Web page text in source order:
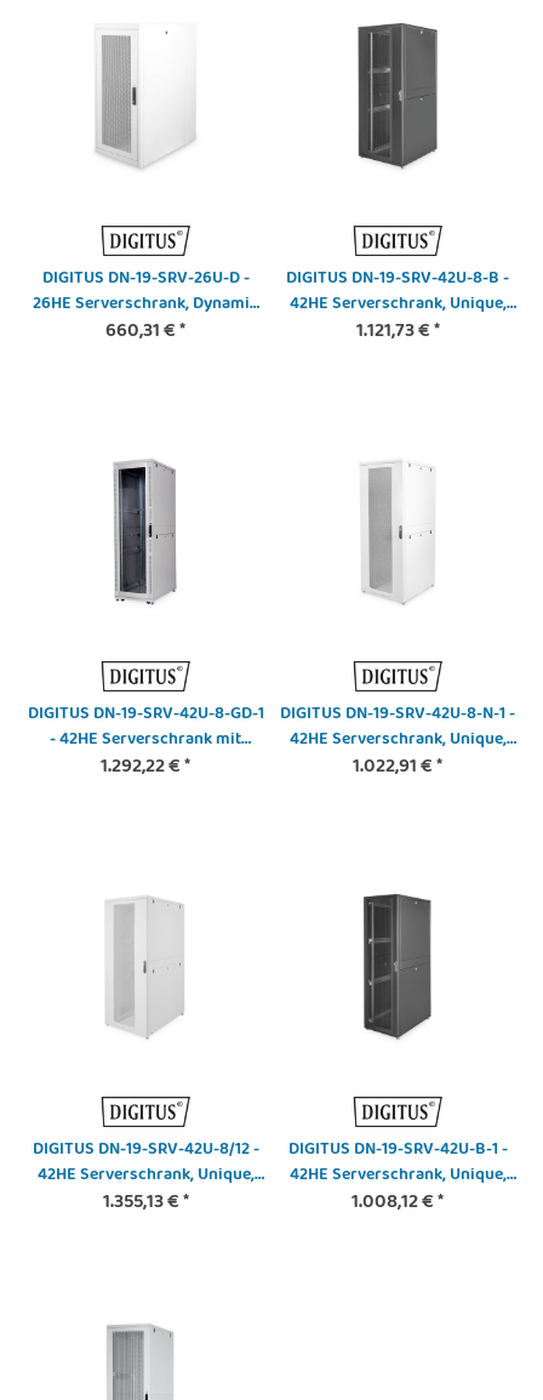
DIGITUS DN-19-SRV-26U-D -
26HE Serverschrank, Dynamic
Basic,1360x600x1000 mm
660,31 €*
DIGITUS DN-19-SRV-42U-8-B -
42HE Serverschrank, Unique,
2050x800x1000 mm perforierte
1.121,73 €*
DIGITUS DN-19-SRV-42U-8-GD-1
- 42HE Serverschrank mit
Glastür H1955x B800 xT1000
1.292,22 €*
DIGITUS DN-19-SRV-42U-8-N-1 -
42HE Serverschrank, Unique,
2050x800x1000 mm perforierte
1.022,91 €*
DIGITUS DN-19-SRV-42U-8/12 -
42HE Serverschrank, Unique,
2050x800x1200 mm perforierte
1.355,13 €*
DIGITUS DN-19-SRV-42U-B-1 -
42HE Serverschrank, Unique,
2050x600x1000 mm perforierte
1.008,12 €*